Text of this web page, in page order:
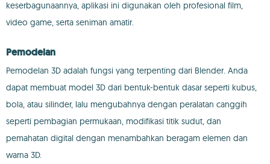
keserbagunaannya, aplikasi ini digunakan oleh profesional film,
video game, serta seniman amatir.
Pemodelan
Pemodelan 3D adalah fungsi yang terpenting dari Blender. Anda
dapat membuat model 3D dari bentuk-bentuk dasar seperti kubus,
bola, atau silinder, lalu mengubahnya dengan peralatan canggih
seperti pembagian permukaan, modifikasi titik sudut, dan
pemahatan digital dengan menambahkan beragam elemen dan
warna 3D.